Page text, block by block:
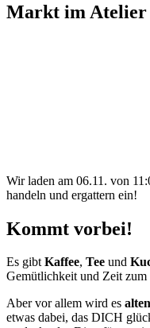
Markt im Atelier
Wir laden am 06.11. von
handeln und ergattern ein!
Kommt vorbei!
Es gibtKaffee, Tee und
Gemütlichkeit und Zeit
Aber vor allem wird es
etwas dabei, das DICH